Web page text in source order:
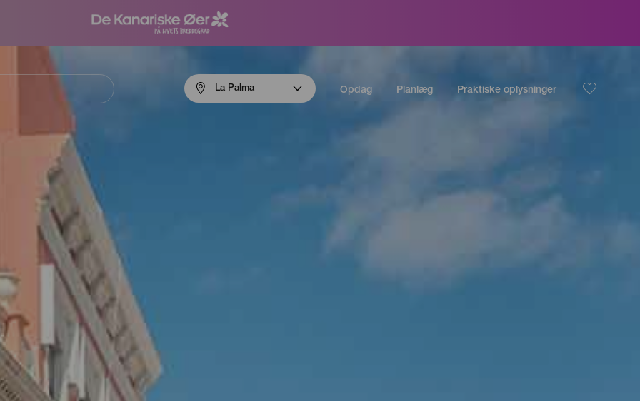
La Palma Opdag Planlæg Praktiske oplysninger